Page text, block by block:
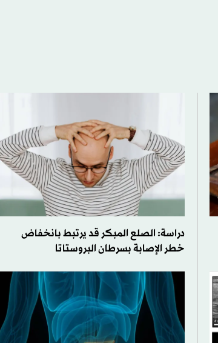
دراسة: الصلع المبكر قد يرتبط بانخفاض
خطر الإصابة بسرطان البروستاتا